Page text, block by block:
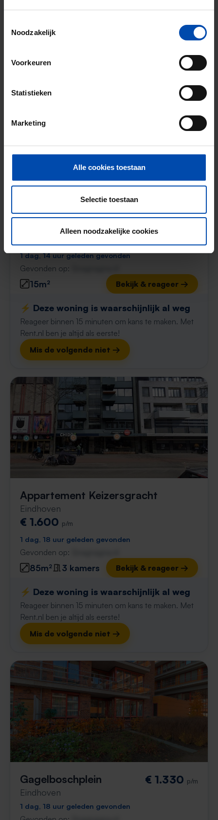
Noodzakelijk
Voorkeuren
Statistieken
Marketing
Alle cookies toestaan
Selectie toestaan
Alleen noodzakelijke cookies
Binnen 4-8 weken vonden gebruikers een
woning
Geld terug!
Kempensebaan € 1.250
1 dag, 14 uur geleden gevonden
Gevonden op:
15m² Bekijk & reageer →
⚡️ Deze woning is waarschijnlijk al weg
Reageer binnen 15 minuten om kans te maken. Met
Rent.nl ben je altijd als eerste!
Mis de volgende niet →
Appartement Keizersgracht
Eindhoven
€ 1.600 p/m
1 dag, 18 uur geleden gevonden
Gevonden op:
85m² 3 kamers Bekijk & reageer →
⚡️ Deze woning is waarschijnlijk al weg
Reageer binnen 15 minuten om kans te maken. Met
Rent.nl ben je altijd als eerste!
Mis de volgende niet →
Gagelboschplein
Eindhoven
€ 1.330 p/m
1 dag, 18 uur geleden gevonden